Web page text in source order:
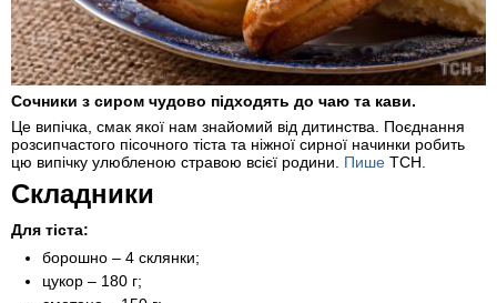
Сочники з сиром чудово підходять до чаю та кави.
Це випічка, смак якої нам знайомий від дитинства. Поєднання
розсипчастого пісочного тіста та ніжної сирної начинки робить
цю випічку улюбленою стравою всієї родини. Пише ТСН.
Складники
Для тіста:
борошно – 4 склянки;
цукор – 180 г;